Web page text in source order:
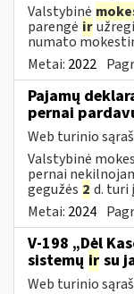
Valstybinė
parengė ir
numato
Metai: 2022
Pajamų
pernai
Web turinio
Valstybinė
pernai
gegužės 2 d. turi
Metai: 2024
V-198 „Dėl
sistemų ir su
Web turinio